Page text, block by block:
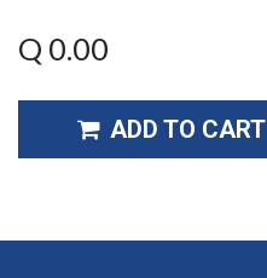
Q 0.00
ADD TO CART